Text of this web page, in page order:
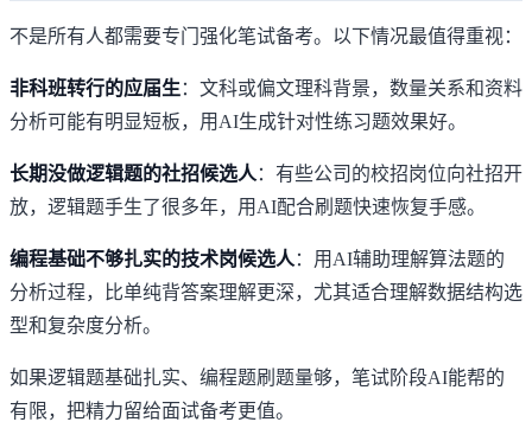
不是所有人都需要专门强化笔试备考。以下情况最值得重视：
非科班转行的应届生 ：文科或偏文理科背景，数量关系和资料
分析可能有明显短板，用AI生成针对性练习题效果好。
长期没做逻辑题的社招候选人 ：有些公司的校招岗位向社招开
放，逻辑题手生了很多年，用AI配合刷题快速恢复手感。
编程基础不够扎实的技术岗候选人 ：用AI辅助理解算法题的
分析过程，比单纯背答案理解更深，尤其适合理解数据结构选
型和复杂度分析。
如果逻辑题基础扎实、编程题刷题量够，笔试阶段AI能帮的
有限，把精力留给面试备考更值。